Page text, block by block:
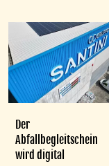
Der
Abfallbegleitschein
wird digital